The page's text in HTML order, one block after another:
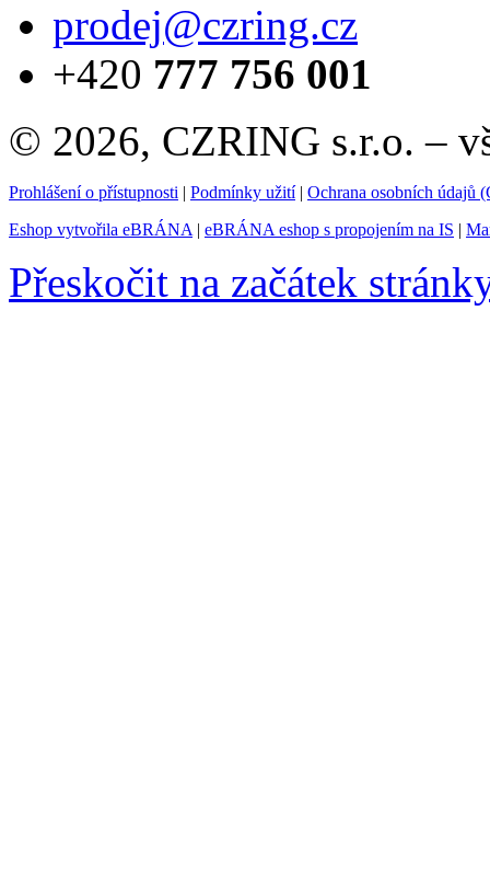
prodej@czring.cz
+420 777 756 001
© 2026, CZRING s.r.o. –
Prohlášení o přístupnosti | Podmínky užití| Ochrana osobních údajů
Eshop vytvořila eBRÁNA | eBRÁNA eshop s propojením na IS |
Přeskočit na začátek